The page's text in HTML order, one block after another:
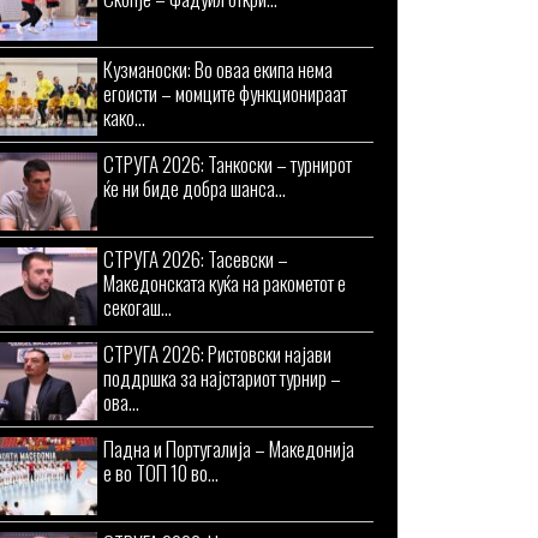
Кузманоски: Во оваа екипа нема
егоисти – момците функционираат
како...
СТРУГА 2026: Танкоски – турнирот
ќе ни биде добра шанса...
СТРУГА 2026: Тасевски –
Македонската куќа на ракометот е
секогаш...
СТРУГА 2026: Ристовски најави
поддршка за најстариот турнир –
ова...
Падна и Португалија – Македонија
е во ТОП 10 во...